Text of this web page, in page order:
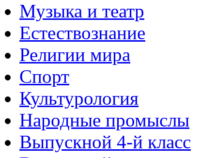
Музыка и театр
Естествознание
Религии мира
Спорт
Культурология
Народные промыслы
Выпускной 4-й класс